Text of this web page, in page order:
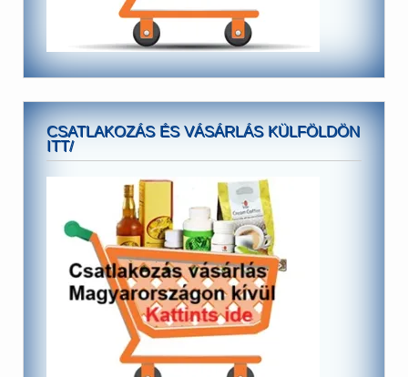
CSATLAKOZÁS ÉS VÁSÁRLÁS KÜLFÖLDÖN
ITT/